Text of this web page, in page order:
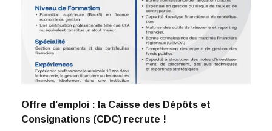
Offre d’emploi : la Caisse des Dépôts et
Consignations (CDC) recrute !